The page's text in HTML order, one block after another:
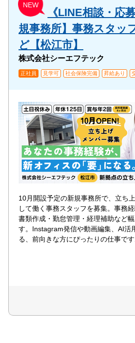
NEW
《LINE相談・応
規事務所】事務スタッ
ど【松江市】
株式会社シーエフテック
正社員 見学可 社会保険完備 昇給あり
10月開設予定の新規事務所で、立ち
して働く事務スタッフを募集。事務経
書類作成・勤怠管理・経理補助など
す。Instagram発信や動画編集、AI活
る、前向きな方にぴったりの仕事です